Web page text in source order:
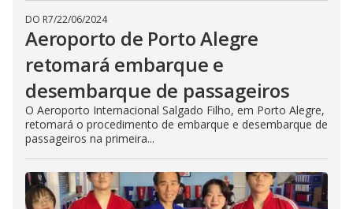
DO R7/22/06/2024
Aeroporto de Porto Alegre
retomará embarque e
desembarque de passageiros
O Aeroporto Internacional Salgado Filho, em Porto Alegre,
retomará o procedimento de embarque e desembarque de
passageiros na primeira...